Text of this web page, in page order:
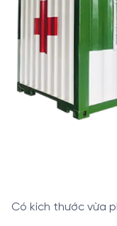
Có kích thước vừa